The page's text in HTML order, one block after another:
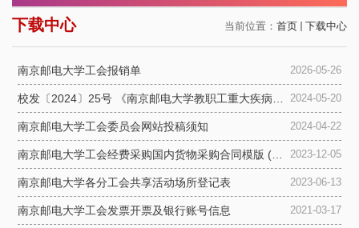
当前位置： 首页 下载中心
下载中心
南京邮电大学工会报销单 2026-05-26
2024-05-20
南京邮电大学工会委员会网站投稿须知 2024-04-22
2023-12-05
南京邮电大学各分工会共享活动场所登记表 2023-06-13
南京邮电大学工会发票开票及银行账号信息 2021-03-17